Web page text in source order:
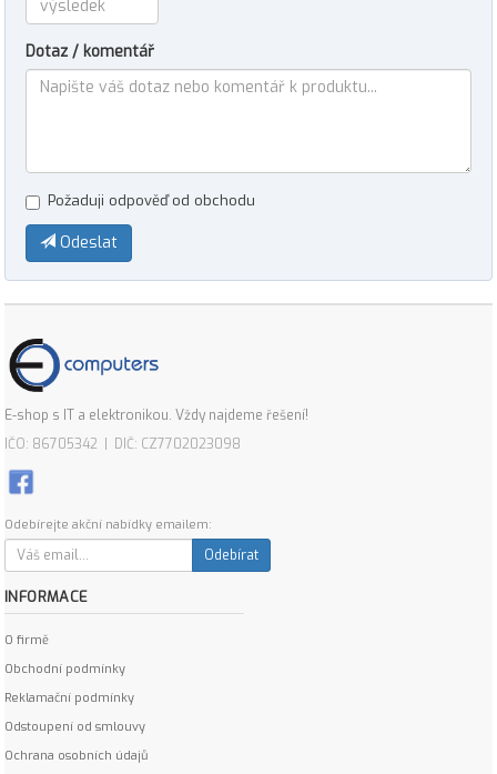
Dotaz / komentář
Požaduji odpověď od obchodu
Odeslat
E-shop s IT a elektronikou. Vždy najdeme řešení!
IČO: 86705342 | DIČ: CZ7702023098
Odebírejte akční nabídky emailem:
Odebírat
INFORMACE
O firmě
Obchodní podmínky
Reklamační podmínky
Odstoupení od smlouvy
Ochrana osobních údajů